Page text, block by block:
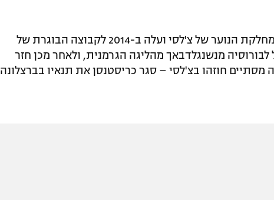
אנדראס כריסטנסן, בן 26, שיחק במחלקת הנוער של צ'לסי ועלה ב-2014 לקבוצה הבוגרת של
בשנים 2015-2017 הושאל לבורוסיה מנשנגלדבאך מהליגה הגרמנית, ולאחר מכן חזר
מסתיים חוזהו בצ'לסי – סגר כריסטנסן את תנאיו בברצלונה